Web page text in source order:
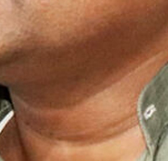
അഡ്വ. ഹാരിസ്